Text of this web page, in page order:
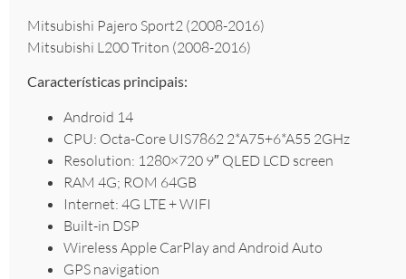
Mitsubishi Pajero Sport2 (2008-2016)
Mitsubishi L200 Triton (2008-2016)
Características principais:
Android 14
CPU: Octa-Core UIS7862 2*A75+6*A55 2GHz
Resolution: 1280×720 9″ QLED LCD screen
RAM 4G; ROM 64GB
Internet: 4G LTE + WIFI
Built-in DSP
Wireless Apple CarPlay and Android Auto
GPS navigation